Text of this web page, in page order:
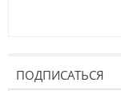
ПОДПИСАТЬСЯ